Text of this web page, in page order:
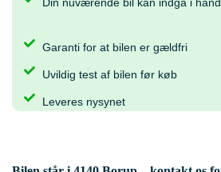
Garanti for at bilen er gældfri
Uvildig test af bilen før køb
Leveres nysynet